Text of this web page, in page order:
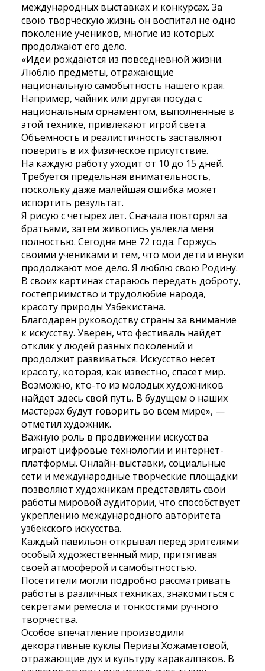
международных выставках и конкурсах. За
свою творческую жизнь он воспитал не одно
поколение учеников, многие из которых
продолжают его дело.
«Идеи рождаются из повседневной жизни.
Люблю предметы, отражающие
национальную самобытность нашего края.
Например, чайник или другая посуда с
национальным орнаментом, выполненные в
этой технике, привлекают игрой света.
Объемность и реалистичность заставляют
поверить в их физическое присутствие.
На каждую работу уходит от 10 до 15 дней.
Требуется предельная внимательность,
поскольку даже малейшая ошибка может
испортить результат.
Я рисую с четырех лет. Сначала повторял за
братьями, затем живопись увлекла меня
полностью. Сегодня мне 72 года. Горжусь
своими учениками и тем, что мои дети и внуки
продолжают мое дело. Я люблю свою Родину.
В своих картинах стараюсь передать доброту,
гостеприимство и трудолюбие народа,
красоту природы Узбекистана.
Благодарен руководству страны за внимание
к искусству. Уверен, что фестиваль найдет
отклик у людей разных поколений и
продолжит развиваться. Искусство несет
красоту, которая, как известно, спасет мир.
Возможно, кто-то из молодых художников
найдет здесь свой путь. В будущем о наших
мастерах будут говорить во всем мире», —
отметил художник.
Важную роль в продвижении искусства
играют цифровые технологии и интернет-
платформы. Онлайн-выставки, социальные
сети и международные творческие площадки
позволяют художникам представлять свои
работы мировой аудитории, что способствует
укреплению международного авторитета
узбекского искусства.
Каждый павильон открывал перед зрителями
особый художественный мир, притягивая
своей атмосферой и самобытностью.
Посетители могли подробно рассматривать
работы в различных техниках, знакомиться с
секретами ремесла и тонкостями ручного
творчества.
Особое впечатление производили
декоративные куклы Перизы Хожаметовой,
отражающие дух и культуру каракалпаков. В